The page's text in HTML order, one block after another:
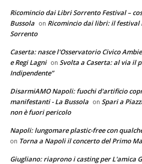
Ricomincio dai Libri Sorrento Festival –
Bussola on Ricomincio dai libri: il
Sorrento
Caserta: nasce l'Osservatorio Civico
e Regi Lagni on Svolta a Caserta: al via il
Indipendente”
DisarmiAMO Napoli: fuochi d'artificio
manifestanti - La Bussola on Spari a
non è fuori pericolo
Napoli: lungomare plastic-free con
on Torna a Napoli il concerto del Primo
Giugliano: riaprono i casting per L'amica